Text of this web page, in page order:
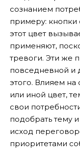
сознанием
примеру: кнопки
этот цвет
применяют,
тревоги. Эти же
повседневной и
этого. Влияем
или иной цвет,
свои
подобрать тему
исход
приоритетами